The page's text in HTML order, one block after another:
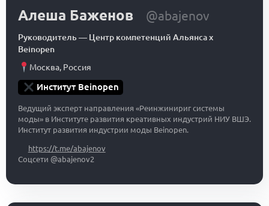
Алеша Баженов @abajenov
Руководитель— Центр компетенций Альянса x
Beinopen
Москва, Россия
Институт Beinopen
Ведущий эксперт направления «Реинжинириг системы
моды» в Институте развития креативных индустрий НИУ ВШЭ.
Институт развития индустрии моды Beinopen.
https://t.me/abajenov
Соцсети @abajenov2